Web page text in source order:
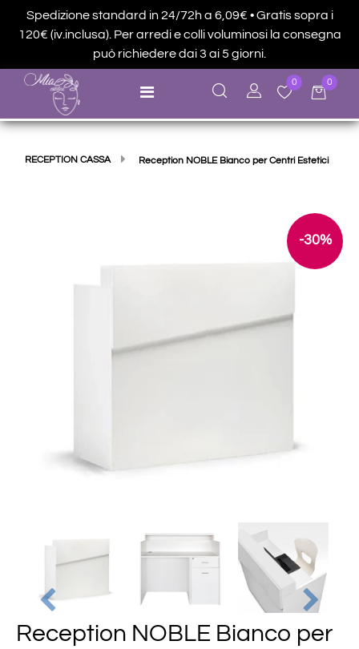
Spedizione standard in 24/72h a 6,09€ • Gratis sopra i
120€ (iv.inclusa). Per arredi e colli voluminosi la consegna
può richiedere dai 3 ai 5 giorni.
Open menu
0 0
RECEPTION CASSA Reception NOBLE Bianco per Centri Estetici
-30%
Reception NOBLE Bianco per